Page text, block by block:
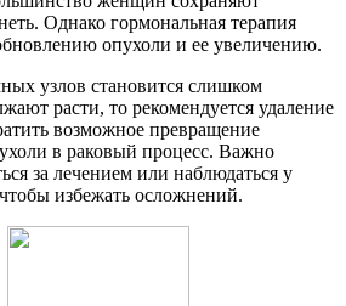
Однако гормональная терапия
опухоли и ее увеличению.
узлов становится слишком
расти, то рекомендуется удаление
возможное превращение
в раковый процесс. Важно
за лечением или наблюдаться у
избежать осложнений.